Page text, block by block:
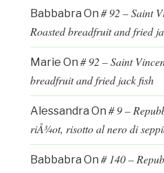
Babbabra On # 92 – Saint
Roasted breadfruit and fried
Marie On # 92 – Saint
breadfruit and fried jack fish
Alessandra On # 9 –
riÅ¾ot, risotto al nero di
Babbabra On # 140 –